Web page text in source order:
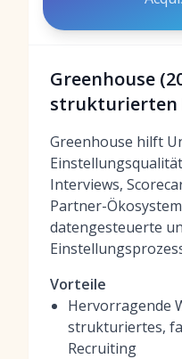
Greenhouse
strukturierten
Greenhouse hilft
Interviews,
Partner-
datengesteuerte
Vorteile
Hervorragende
strukturiertes,
Recruiting